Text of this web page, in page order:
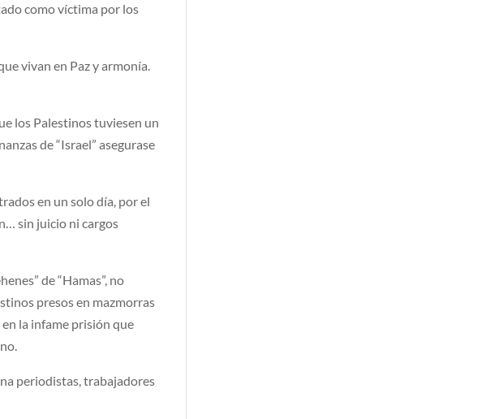
como víctima por los
vivan en Paz y armonía.
los Palestinos tuviesen un
de “Israel” asegurase
en un solo día, por el
sin juicio ni cargos
de “Hamas”, no
presos en mazmorras
la infame prisión que
periodistas, trabajadores